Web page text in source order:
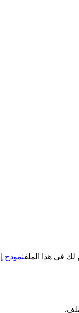
لك في هذا الملفنموذج